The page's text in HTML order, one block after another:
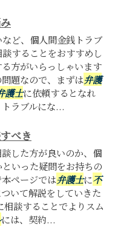
ど、個人間金銭トラブ
することをおすすめし
方がいらっしゃいます
題なので、まずは弁護
護士に依頼するとなれ
ラブルにな...
べき
した方が良いのか、個
いった疑問をお持ちの
ページでは弁護士に不
いて解説をしていきた
相談することでよりスム
には、契約...